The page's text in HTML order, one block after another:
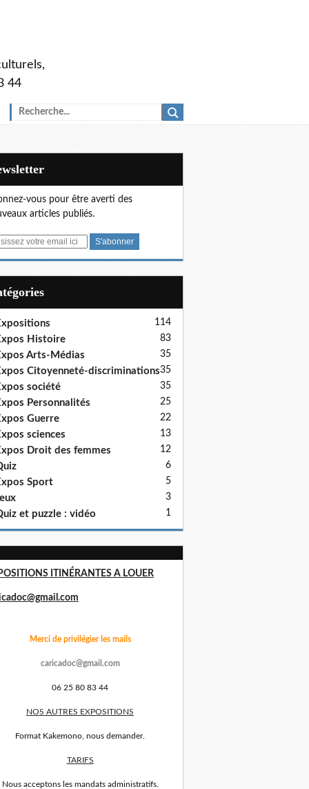
44
vous pour être averti des
articles publiés.
114
Histoire 83
Arts-Médias 35
Citoyenneté-discriminations35
société 35
Personnalités 25
Guerre 22
sciences 13
Droit des femmes 12
6
Sport 5
3
et puzzle : vidéo 1
ITINÉRANTES A LOUER
Merci de privilégier les mails
caricadoc@gmail.com
06 25 80 83 44
NOS AUTRES EXPOSITIONS
Format Kakemono, nous demander.
TARIFS
Nous acceptons les mandats administratifs.